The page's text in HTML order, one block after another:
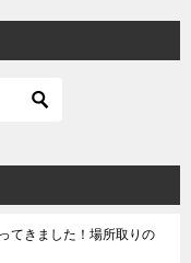
てきました！場所取りの